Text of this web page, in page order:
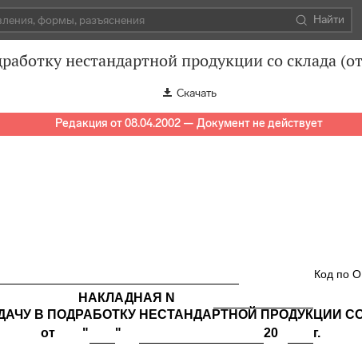
Найти
нестандартной продукции со склада
Скачать
Редакция от 08.04.2002 — Документ не действует
Код по
НАКЛАДНАЯ N
В ПОДРАБОТКУ НЕСТАНДАРТНОЙ ПРОДУКЦИИ
от
" " 20 г.